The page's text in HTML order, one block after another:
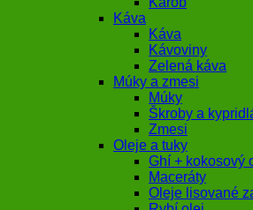
Káva
Káva
Kávoviny
Zelená káva
Múky a zmesi
Múky
Škroby a
Zmesi
Oleje a tuky
Ghí + kokosový
Maceráty
Oleje lisované